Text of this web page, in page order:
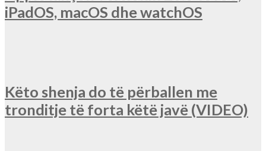
iPadOS, macOS dhe watchOS
Këto shenja do të përballen me
tronditje të forta këtë javë (VIDEO)